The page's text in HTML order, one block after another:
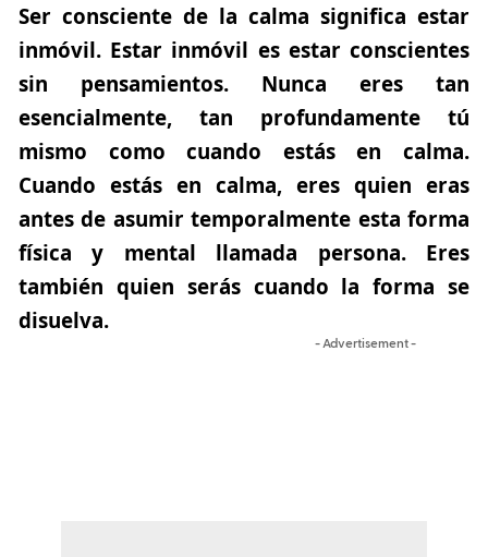
Ser consciente de la calma significa estar
inmóvil. Estar inmóvil es estar conscientes
sin pensamientos. Nunca eres tan
esencialmente, tan profundamente tú
mismo como cuando estás en calma.
Cuando estás en calma, eres quien eras
antes de asumir temporalmente esta forma
física y mental llamada persona. Eres
también quien serás cuando la forma se
disuelva.
- Advertisement -